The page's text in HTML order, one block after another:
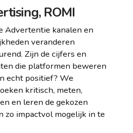
ROMI
Advertentie kanalen en
veranderen
Zijn de cijfers en
die platformen beweren
echt positief? We
kritisch, meten,
en leren de gekozen
zo impactvol mogelijk in te